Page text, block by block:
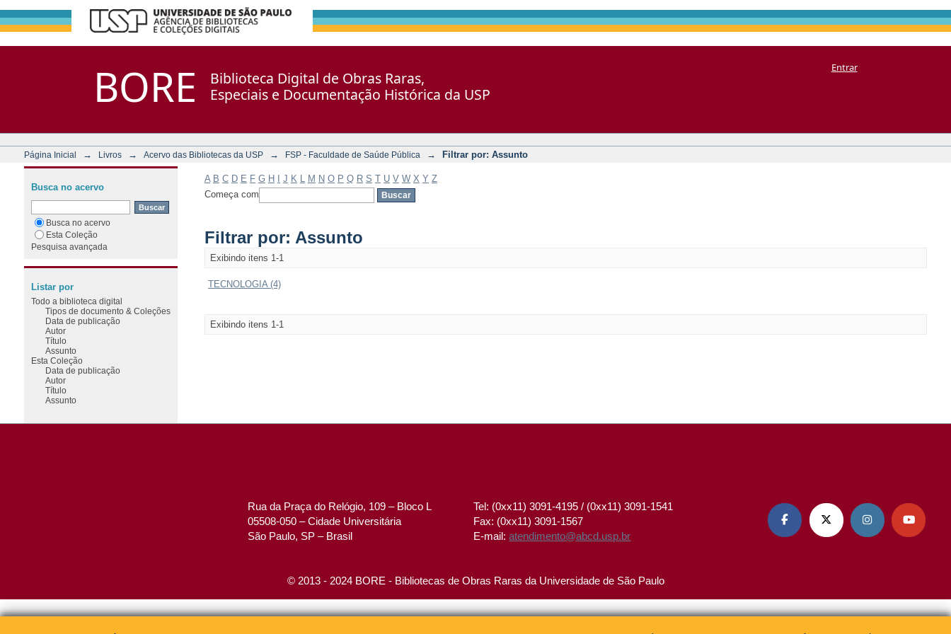
BORE
Biblioteca Digital de Obras Raras,
Especiais e Documentação Histórica da USP
Entrar
Página Inicial → Livros → Acervo das Bibliotecas da USP → FSP - Faculdade de Saúde Pública → Filtrar por: Assunto
A B C D E F G H J K M N O P Q R S T U V W X Y Z
Começa com
Filtrar por: Assunto
Exibindo itens 1-1
TECNOLOGIA (4)
Exibindo itens 1-1
Busca no acervo
Busca no acervo
Esta Coleção
Pesquisa avançada
Listar por
Todo a biblioteca digital
Tipos de documento & Coleções
Data de publicação
Autor
Título
Assunto
Esta Coleção
Data de publicação
Autor
Título
Assunto
Rua da Praça do Relógio, 109 – Bloco L
05508-050 – Cidade Universitária
São Paulo, SP – Brasil
Tel: (0xx11) 3091-4195 / (0xx11) 3091-1541
Fax: (0xx11) 3091-1567
E-mail:atendimento@abcd.usp.br
   
© 2013 - 2024 BORE - Bibliotecas de Obras Raras da Universidade de São Paulo